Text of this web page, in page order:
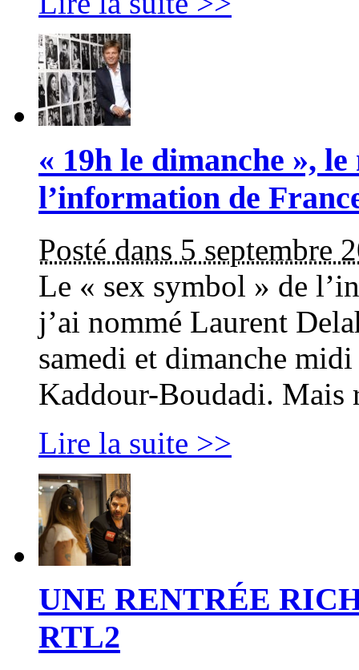
« 19h le dimanche »,
l’information de
Posté dans 5 septembre
Le « sex symbol » de
j’ai nommé Laurent
samedi et dimanche
Kaddour-Boudadi.
Lire la suite >>
UNE RENTRÉE
RTL2